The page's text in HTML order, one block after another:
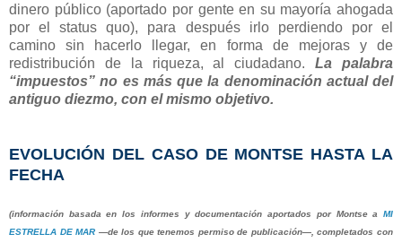
dinero público (aportado por gente en su mayoría ahogada
por el status quo), para después irlo perdiendo por el
camino sin hacerlo llegar, en forma de mejoras y de
redistribución de la riqueza, al ciudadano.La palabra
“impuestos” no es más que la denominación actual del
antiguo diezmo, con el mismo objetivo.
EVOLUCIÓN DEL CASO DE MONTSE HASTA LA
FECHA
(información basada en los informes y documentación aportados por Montse a MI
ESTRELLA DE MAR —de los que tenemos permiso de publicación—, completados con